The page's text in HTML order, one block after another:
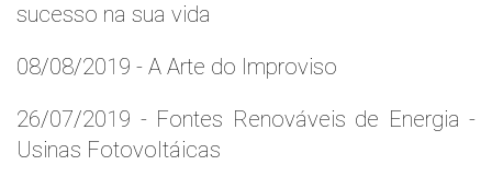
sucesso na sua vida
08/08/2019 - A Arte do Improviso
26/07/2019 - Fontes Renováveis de Energia -
Usinas Fotovoltáicas